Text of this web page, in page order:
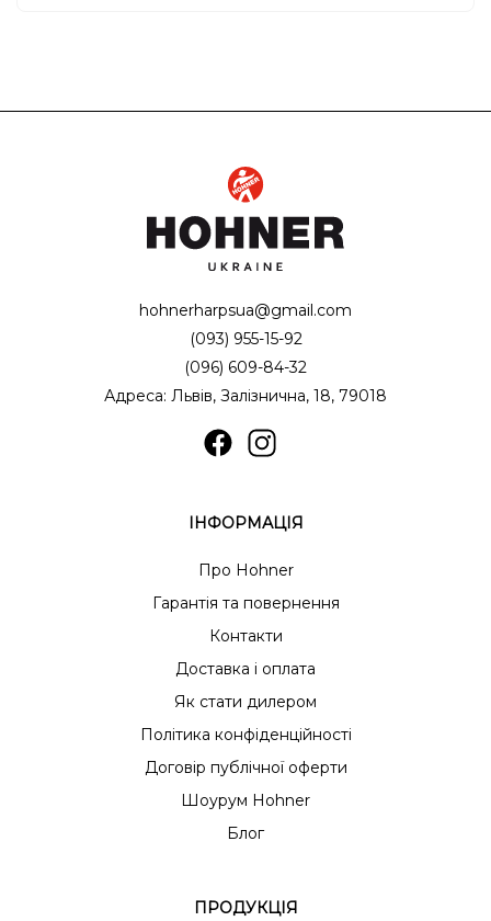
hohnerharpsua@gmail.com
(093) 955-15-92
(096) 609-84-32
Адреса: Львів, Залізнична, 18, 79018
ІНФОРМАЦІЯ
Про Hohner
Гарантія та повернення
Контакти
Доставка і оплата
Як стати дилером
Політика конфіденційності
Договір публічної оферти
Шоурум Hohner
Блог
ПРОДУКЦІЯ